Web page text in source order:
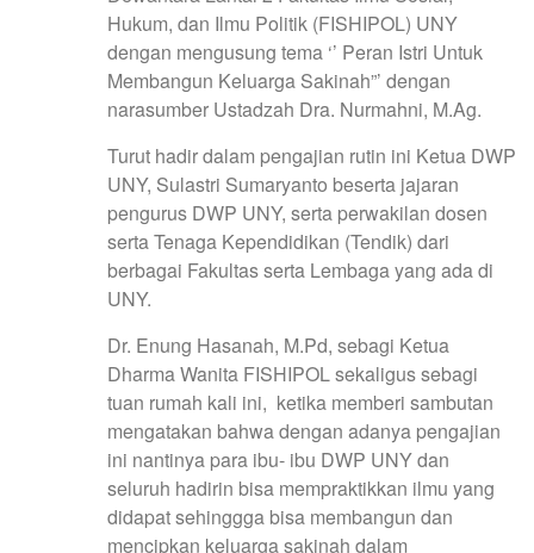
Hukum, dan Ilmu Politik (FISHIPOL) UNY
dengan mengusung tema ‘’ Peran Istri Untuk
Membangun Keluarga Sakinah”’ dengan
narasumber Ustadzah Dra. Nurmahni, M.Ag.
Turut hadir dalam pengajian rutin ini Ketua DWP
UNY, Sulastri Sumaryanto beserta jajaran
pengurus DWP UNY, serta perwakilan dosen
serta Tenaga Kependidikan (Tendik) dari
berbagai Fakultas serta Lembaga yang ada di
UNY.
Dr. Enung Hasanah, M.Pd, sebagi Ketua
Dharma Wanita FISHIPOL sekaligus sebagi
tuan rumah kali ini, ketika memberi sambutan
mengatakan bahwa dengan adanya pengajian
ini nantinya para ibu- ibu DWP UNY dan
seluruh hadirin bisa mempraktikkan ilmu yang
didapat sehinggga bisa membangun dan
mencipkan keluarga sakinah dalam